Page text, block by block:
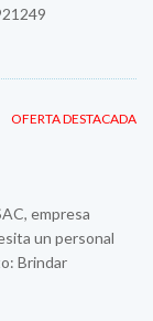
OFERTA DESTACADA
empresa
un personal
Brindar